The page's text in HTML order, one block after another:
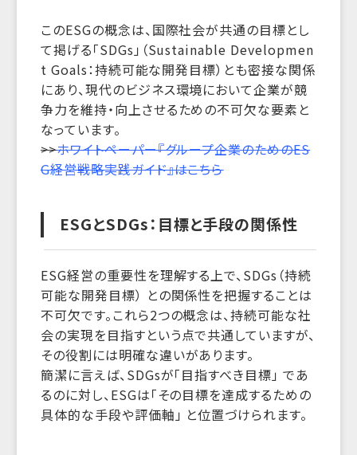
このESGの概念は、国際社会が共通の目標とし
て掲げる「SDGs」（Sustainable Developmen
t Goals：持続可能な開発目標）とも密接な関係
にあり、現代のビジネス環境において企業が競
争力を維持・向上させるための不可欠な要素と
なっています。
>>ホワイトペーパー『グループ企業のためのES
G経営戦略実践ガイド』はこちら
ESGとSDGs：目標と手段の関係性
ESG経営の重要性を理解する上で、SDGs（持続
可能な開発目標） との関係性を把握することは
不可欠です。これら2つの概念は、持続可能な社
会の実現を目指すという点で共通していますが、
その役割には明確な違いがあります。
簡潔に言えば、SDGsが「目指すべき目標」 であ
るのに対し、ESGは「その目標を達成するための
具体的な手段や評価軸」 と位置づけられます。